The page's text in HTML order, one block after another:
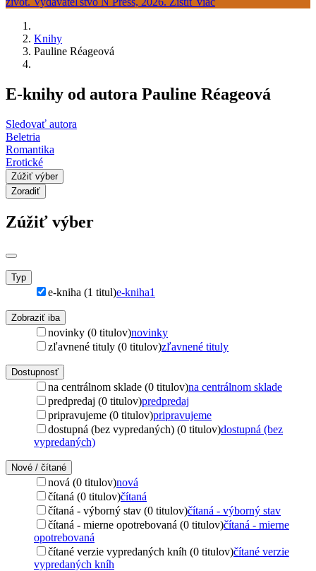
Knihy
Pauline Réageová
E-knihy od autora Pauline Réageová
Sledovať autora
Beletria
Romantika
Erotické
Zúžiť výber
Zoradiť
Zúžiť výber
Typ
e-kniha (1 titul)e-kniha1
Zobraziť iba
novinky (0 titulov)novinky
zľavnené tituly (0 titulov)zľavnené tituly
Dostupnosť
na centrálnom sklade (0 titulov)na centrálnom sklade
predpredaj (0 titulov)predpredaj
pripravujeme (0 titulov)pripravujeme
dostupná (bez vypredaných) (0 titulov)dostupná (bez
vypredaných)
Nové / čítané
nová (0 titulov)nová
čítaná (0 titulov)čítaná
čítaná - výborný stav (0 titulov)čítaná - výborný stav
čítaná - mierne opotrebovaná (0 titulov)čítaná - mierne
opotrebovaná
čítané verzie vypredaných kníh (0 titulov)čítané verzie
vypredaných kníh